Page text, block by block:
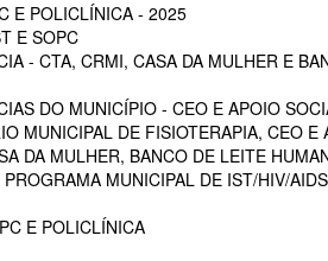
E POLICLÍNICA - 2025
E SOPC
- CTA, CRMI, CASA DA MULHER E
DO MUNICÍPIO - CEO E APOIO
MUNICIPAL DE FISIOTERAPIA, CEO E
DA MULHER, BANCO DE LEITE
MUNICIPAL DE IST/HIV/
E POLICLÍNICA